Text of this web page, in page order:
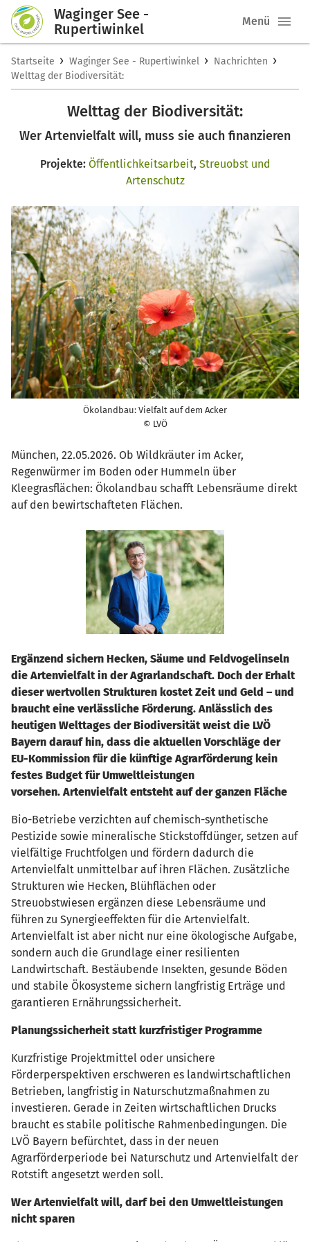
Waginger See -
Rupertiwinkel
Menü
Startseite › Waginger See - Rupertiwinkel › Nachrichten ›
Welttag der Biodiversität:
Welttag der Biodiversität:
Wer Artenvielfalt will, muss sie auch finanzieren
Projekte: Öffentlichkeitsarbeit, Streuobst und
Artenschutz
Ökolandbau: Vielfalt auf dem Acker
© LVÖ
München, 22.05.2026. Ob Wildkräuter im Acker,
Regenwürmer im Boden oder Hummeln über
Kleegrasflächen: Ökolandbau schafft Lebensräume direkt
auf den bewirtschafteten Flächen.
Ergänzend sichern Hecken, Säume und Feldvogelinseln
die Artenvielfalt in der Agrarlandschaft. Doch der Erhalt
dieser wertvollen Strukturen kostet Zeit und Geld – und
braucht eine verlässliche Förderung. Anlässlich des
heutigen Welttages der Biodiversität weist die LVÖ
Bayern darauf hin, dass die aktuellen Vorschläge der
EU-Kommission für die künftige Agrarförderung kein
festes Budget für Umweltleistungen
vorsehen. Artenvielfalt entsteht auf der ganzen Fläche
Bio-Betriebe verzichten auf chemisch-synthetische
Pestizide sowie mineralische Stickstoffdünger, setzen auf
vielfältige Fruchtfolgen und fördern dadurch die
Artenvielfalt unmittelbar auf ihren Flächen. Zusätzliche
Strukturen wie Hecken, Blühflächen oder
Streuobstwiesen ergänzen diese Lebensräume und
führen zu Synergieeffekten für die Artenvielfalt.
Artenvielfalt ist aber nicht nur eine ökologische Aufgabe,
sondern auch die Grundlage einer resilienten
Landwirtschaft. Bestäubende Insekten, gesunde Böden
und stabile Ökosysteme sichern langfristig Erträge und
garantieren Ernährungssicherheit.
Planungssicherheit statt kurzfristiger Programme
Kurzfristige Projektmittel oder unsichere
Förderperspektiven erschweren es landwirtschaftlichen
Betrieben, langfristig in Naturschutzmaßnahmen zu
investieren. Gerade in Zeiten wirtschaftlichen Drucks
braucht es stabile politische Rahmenbedingungen. Die
LVÖ Bayern befürchtet, dass in der neuen
Agrarförderperiode bei Naturschutz und Artenvielfalt der
Rotstift angesetzt werden soll.
Wer Artenvielfalt will, darf bei den Umweltleistungen
nicht sparen